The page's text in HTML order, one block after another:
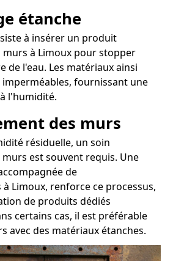
étanche
à insérer un produit
à Limoux pour stopper
de l'eau. Les matériaux ainsi
fournissant une
l'humidité.
des murs
résiduelle, un soin
est souvent requis. Une
de
Limoux, renforce ce processus,
de produits dédiés
certains cas, il est préférable
avec des matériaux étanches.